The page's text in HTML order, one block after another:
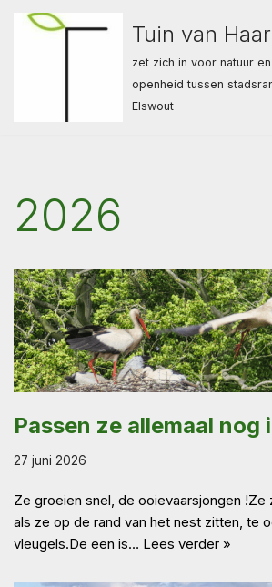
Tuin van
zet zich in voor natuur en
openheid tussen
Elswout
2026
Passen ze allemaal nog
27 juni 2026
Ze groeien snel, de ooievaarsjongen !Ze
als ze op de rand van het nest zitten, te
vleugels.De een is… Lees verder »